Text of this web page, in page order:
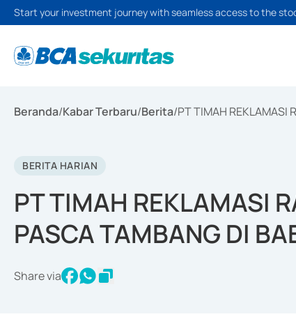
Start your investment journey with seamless access to the
Beranda/Kabar Terbaru/Berita/PT TIMAH REKLAMASI
BERITA HARIAN
PT TIMAH REKLAMASI
PASCA TAMBANG DI
Share via